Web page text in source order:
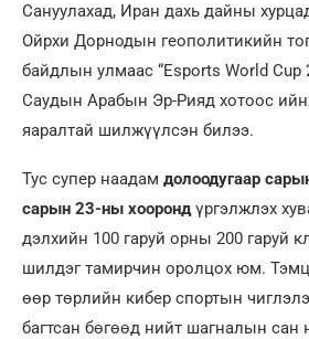
Сануулахад, Иран дахь дайны
Ойрхи Дорнодын геополитикийн
байдлын улмаас “Esports World Cup
Саудын Арабын Эр-Рияд хотоос
яаралтай шилжүүлсэн билээ.
Тус супер наадам долоодугаар
сарын 23-ны хоорондүргэлжлэх
дэлхийн 100 гаруй орны 200 гаруй
шилдэг тамирчин оролцох юм.
өөр төрлийн кибер спортын
багтсан бөгөөд нийт шагналын сан